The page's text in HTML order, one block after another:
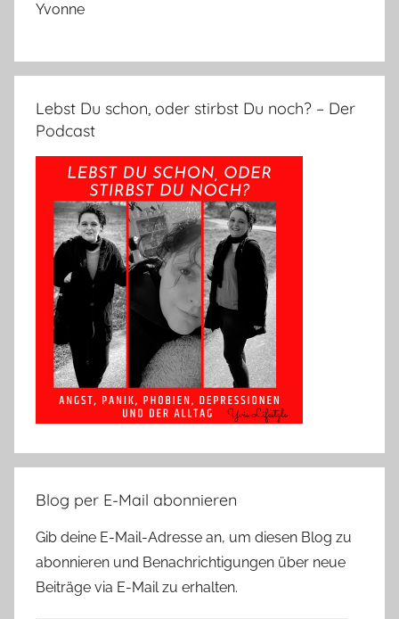
Yvonne
Lebst Du schon, oder stirbst Du noch? – Der
Podcast
Blog per E-Mail abonnieren
Gib deine E-Mail-Adresse an, um diesen Blog zu
abonnieren und Benachrichtigungen über neue
Beiträge via E-Mail zu erhalten.